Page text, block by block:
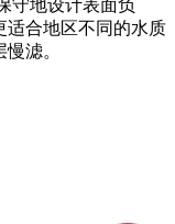
守地设计表面负
适合地区不同的水质
滤。